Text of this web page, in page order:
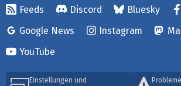
Feeds Discord Bluesky
Google News
Instagram
YouTube
Einstellungen und